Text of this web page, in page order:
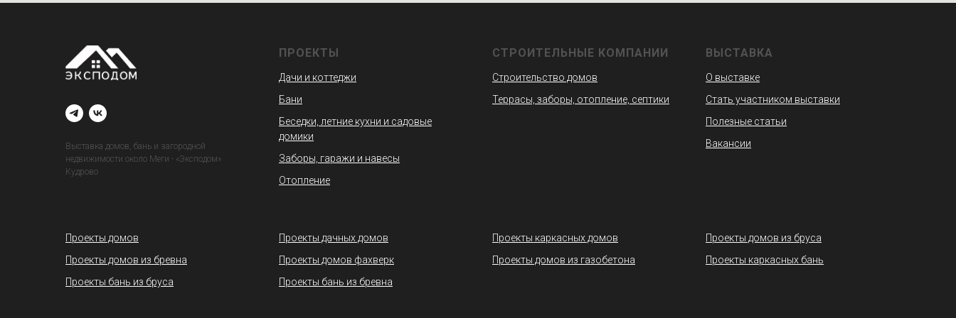
Выставка домов, бань и загородной
недвижимости около Меги - «Эксподом»
Кудрово
ПРОЕКТЫ
Дачи и коттеджи
Бани
Беседки, летние кухни и садовые
домики
Заборы, гаражи и навесы
Отопление
СТРОИТЕЛЬНЫЕ КОМПАНИИ
Строительство домов
Террасы, заборы, отопление, септики
ВЫСТАВКА
О выставке
Стать участником выставки
Полезные статьи
Вакансии
Проекты домов
Проекты домов из бревна
Проекты бань из бруса
Проекты дачных домов
Проекты домов фахверк
Проекты бань из бревна
Проекты каркасных домов
Проекты домов из газобетона
Проекты домов из бруса
Проекты каркасных бань